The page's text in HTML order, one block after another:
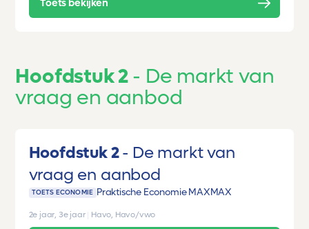
Toets bekijken
Hoofdstuk 2
De markt van
vraag en aanbod
Hoofdstuk 2
De markt van
vraag en aanbod
TOETS ECONOMIE Praktische Economie MAXMAX
2e jaar, 3e jaar Havo, Havo/vwo